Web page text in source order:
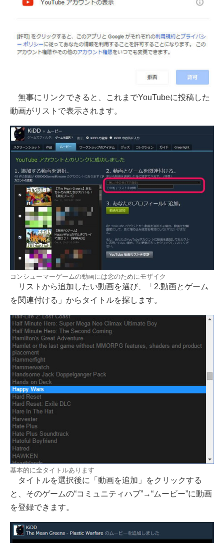
無事にリンクできると、これまでYouTubeに投稿した
動画がリストで表示されます。
コンシューマーゲームの動画には念のためにモザイク
リストから追加したい動画を選び、「2.動画とゲーム
を関連付ける」からタイトルを探します。
基本的に全タイトルあります
タイトルを選択後に「動画を追加」をクリックする
と、そのゲームの“コミュニティハブ”→“ムービー”に動画
を登録できます。